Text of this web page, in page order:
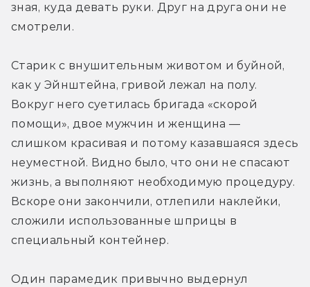
зная, куда девать руки. Друг на друга они не
смотрели.
Старик с внушительным животом и буйной,
как у Эйнштейна, гривой лежал на полу.
Вокруг него суетилась бригада «скорой
помощи», двое мужчин и женщина —
слишком красивая и потому казавшаяся здесь
неуместной. Видно было, что они не спасают
жизнь, а выполняют необходимую процедуру.
Вскоре они закончили, отлепили наклейки,
сложили использованные шприцы в
специальный контейнер.
Один парамедик привычно выдернул